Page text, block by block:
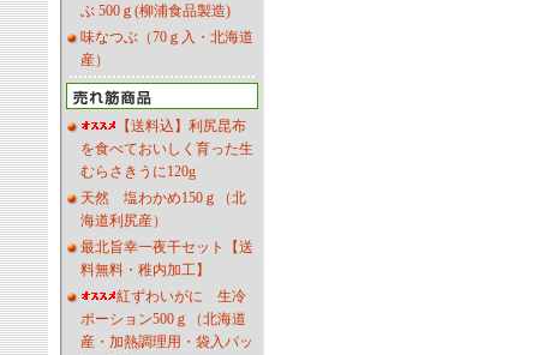
ぶ 500ｇ(柳浦食品製造)
味なつぶ（70ｇ入・北海道
産）
【送料込】利尻昆布
を食べておいしく育った生
むらさきうに120g
天然 塩わかめ150ｇ（北
海道利尻産）
最北旨幸一夜干セット【送
料無料・稚内加工】
紅ずわいがに 生冷
ポーション500ｇ（北海道
産・加熱調理用・袋入パッ